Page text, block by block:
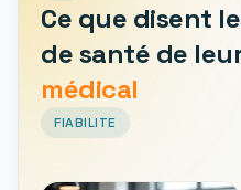
Ce que disent
de santé de
médical
FIABILITE